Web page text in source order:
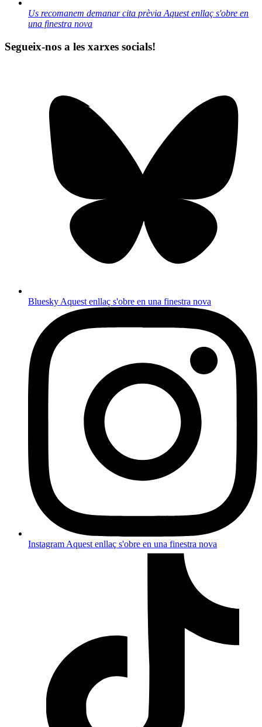
Us recomanem demanar cita prèvia Aquest enllaç s'obre en
una finestra nova
Segueix-nos a les xarxes socials!
Bluesky Aquest enllaç s'obre en una finestra nova
Instagram Aquest enllaç s'obre en una finestra nova